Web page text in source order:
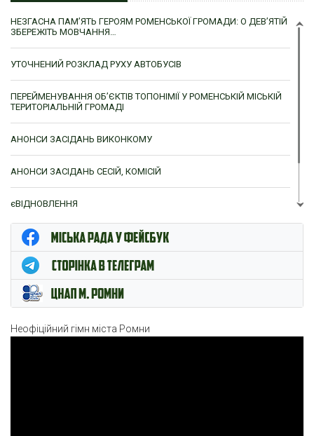
НЕЗГАСНА ПАМ’ЯТЬ ГЕРОЯМ РОМЕНСЬКОЇ ГРОМАДИ: О ДЕВ’ЯТІЙ
ЗБЕРЕЖІТЬ МОВЧАННЯ…
УТОЧНЕНИЙ РОЗКЛАД РУХУ АВТОБУСІВ
ПЕРЕЙМЕНУВАННЯ ОБ’ЄКТІВ ТОПОНІМІЇ У РОМЕНСЬКІЙ МІСЬКІЙ
ТЕРИТОРІАЛЬНІЙ ГРОМАДІ
АНОНСИ ЗАСІДАНЬ ВИКОНКОМУ
АНОНСИ ЗАСІДАНЬ СЕСІЙ, КОМІСІЙ
єВІДНОВЛЕННЯ
ЦНАП м. Ромни
Неофіційний гімн міста Ромни